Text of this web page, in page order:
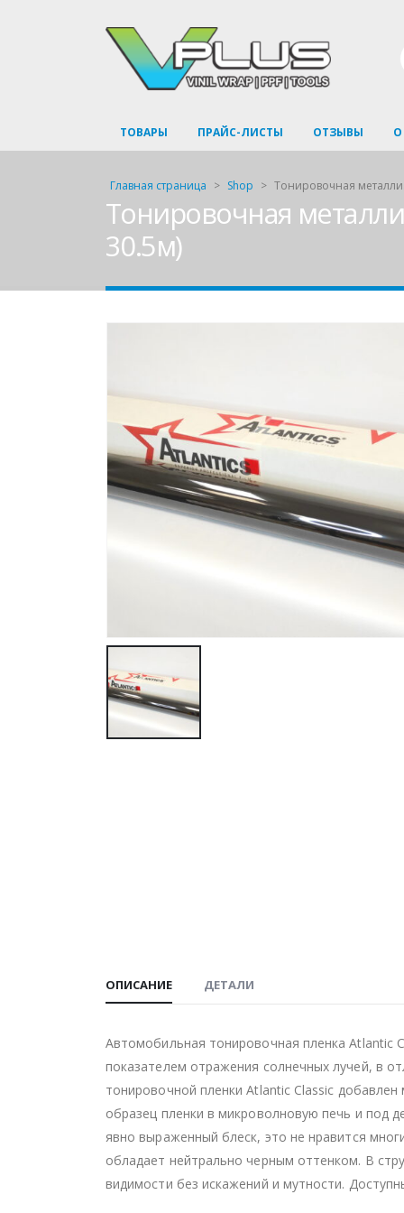
ТОВАРЫ ПРАЙС-ЛИСТЫ ОТЗЫВЫ О
Главная страница > Shop > Тонировочная
Тонировочная
30.5м)
ОПИСАНИЕ ДЕТАЛИ
Автомобильная тонировочная пленка Atlantic
показателем отражения солнечных лучей, в
тонировочной пленки Atlantic Classic
образец пленки в микроволновую печь и под
явно выраженный блеск, это не нравится
обладает нейтрально черным оттенком. В
видимости без искажений и мутности.